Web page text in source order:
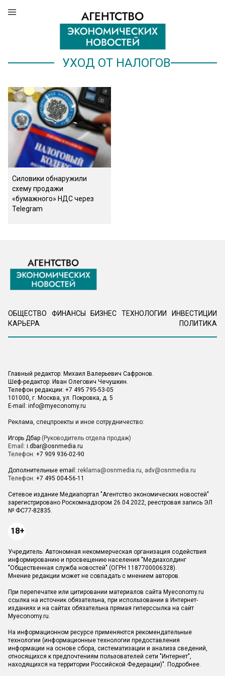
УХОД ОТ НАЛОГОВ
Силовики обнаружили
схему продажи
«бумажного» НДС через
Telegram
ОБЩЕСТВО ФИНАНСЫ БИЗНЕС ТЕХНОЛОГИИ
ИНВЕСТИЦИИ
КАРЬЕРА
ПОЛИТИКА
Главный редактор: Михаил Валерьевич Сафронов.
Шеф-редактор: Иван Олегович Чечушкин.
Телефон редакции: +7 495 795-53-05
101000, г. Москва, ул. Покровка, д. 5
E-mail: info@myeconomy.ru
Реклама, спецпроекты и иное сотрудничество:
Игорь Дбар (Руководитель отдела продаж)
Email: i.dbar@osnmedia.ru
Телефон: +7 909 936-02-90
Дополнительные email: reklama@osnmedia.ru, adv@osnmedia.ru
Телефон: +7 495 004-56-11
Сетевое издание Медиапортал "Агентство экономических новостей"
зарегистрировано Роскомнадзором 26.04.2022, реестровая запись ЭЛ
№ ФС77-82835.
18+
Учредитель: Автономная некоммерческая организация содействия
информированию и просвещению населения "Медиахолдинг
"Общественная служба новостей" (ОГРН 1187700006328).
Мнение редакции может не совпадать с мнением авторов.
При перепечатке или цитировании материалов сайта Myeconomy.ru
ссылка на источник обязательна, при использовании в Интернет-
изданиях и на сайтах обязательна прямая гиперссылка на сайт
Myeconomy.ru.
На информационном ресурсе применяются рекомендательные
технологии (информационные технологии предоставления
информации на основе сбора, систематизации и анализа сведений,
относящихся к предпочтениям пользователей сети "Интернет",
находящихся на территории Российской Федерации)". Подробнее.